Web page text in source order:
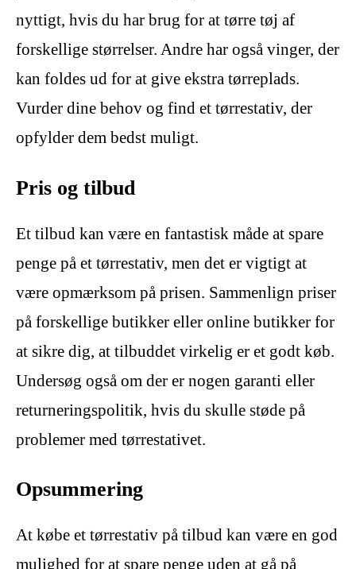
nyttigt, hvis du har brug for at tørre tøj af
forskellige størrelser. Andre har også vinger, der
kan foldes ud for at give ekstra tørreplads.
Vurder dine behov og find et tørrestativ, der
opfylder dem bedst muligt.
Pris og tilbud
Et tilbud kan være en fantastisk måde at spare
penge på et tørrestativ, men det er vigtigt at
være opmærksom på prisen. Sammenlign priser
på forskellige butikker eller online butikker for
at sikre dig, at tilbuddet virkelig er et godt køb.
Undersøg også om der er nogen garanti eller
returneringspolitik, hvis du skulle støde på
problemer med tørrestativet.
Opsummering
At købe et tørrestativ på tilbud kan være en god
mulighed for at spare penge uden at gå på